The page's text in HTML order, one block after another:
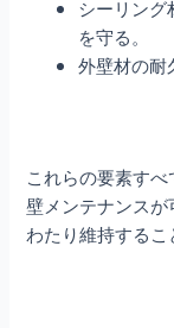
シーリング
を守る。
外壁材の耐
これらの要素す
壁メンテナンス
わたり維持するこ